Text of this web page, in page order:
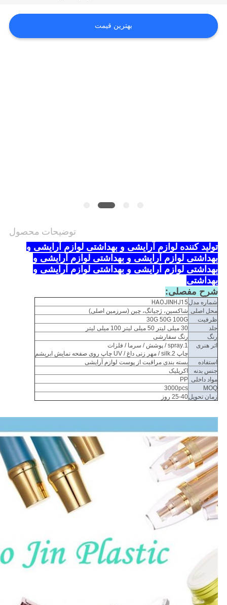
سایت
بهترین قیمت
توضیحات محصول
تولید کننده لوازم آرایشی و بهداشتی لوازم آرایشی و
بهداشتی لوازم آرایشی و بهداشتی لوازم آرایشی و
بهداشتی لوازم آرایشی و بهداشتی لوازم آرایشی و
بهداشتی
شرح مفصلی:
شماره مدل HAOJINHJ15
محل اصلی شاکسین، ژجیانگ، چین (سرزمین اصلی)
ظرفیت
30G 50G 100G
جلد
30 میلی لیتر 50 میلی لیتر 100 میلی لیتر
رنگ
رنگ سفارشی
اثر هنری
1.spray / پوشش / سرما / فلزات
چاپ 2.silk / مهر زنی داغ / UV چاپ روی صفحه نمایش ابریشم
استفاده
بسته بندی مراقبت از پوست لوازم آرایشی
جنس بدنه
اکریلیک
مواد داخلی PP
MOQ
3000pcs
زمان تحویل25-40 روز